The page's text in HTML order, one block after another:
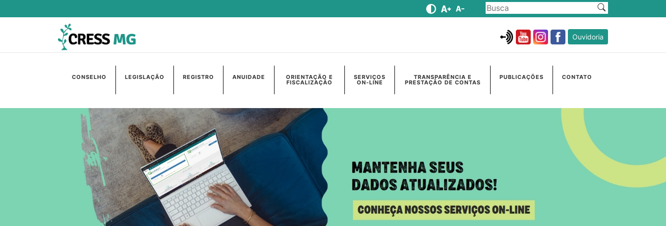
Ouvidoria
CONSELHO LEGISLAÇÃO REGISTRO ANUIDADE ORIENTAÇÃO E
FISCALIZAÇÃO
SERVIÇOS
ON-LINE
TRANSPARÊNCIA E
PRESTAÇÃO DE CONTAS
PUBLICAÇÕES CONTATO